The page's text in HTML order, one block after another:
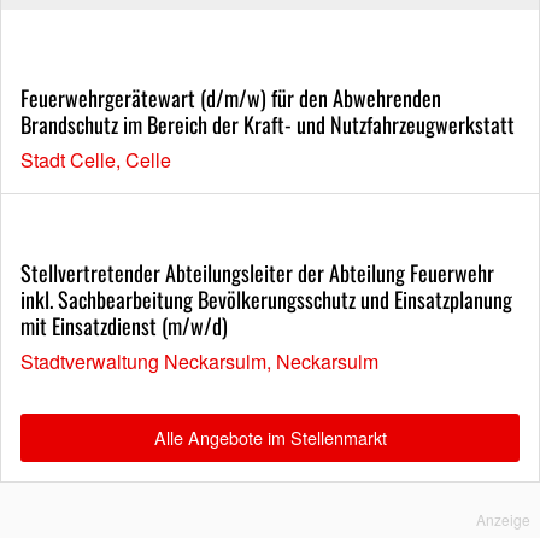
Feuerwehrgerätewart (d/m/w) für den Abwehrenden
Brandschutz im Bereich der Kraft- und Nutzfahrzeugwerkstatt
Stadt Celle, Celle
Stellvertretender Abteilungsleiter der Abteilung Feuerwehr
inkl. Sachbearbeitung Bevölkerungsschutz und Einsatzplanung
mit Einsatzdienst (m/w/d)
Stadtverwaltung Neckarsulm, Neckarsulm
Alle Angebote im Stellenmarkt
Anzeige